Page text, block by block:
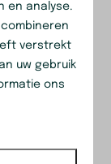
—
—
en analyse.
verstrekt
uw gebruik
ons